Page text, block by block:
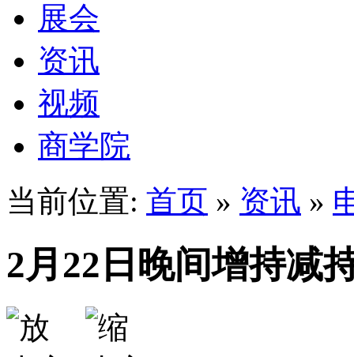
展会
资讯
视频
商学院
当前位置: 首页 » 资讯 »
2月22日晚间增持减